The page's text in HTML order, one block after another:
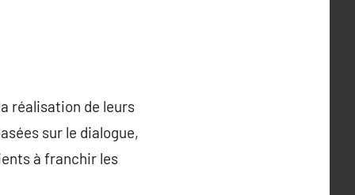
réalisation de leurs
sur le dialogue,
à franchir les